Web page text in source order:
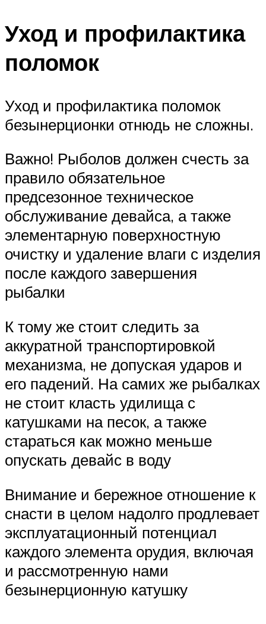
Уход и профилактика
поломок
Уход и профилактика поломок
безынерционки отнюдь не сложны.
Важно! Рыболов должен счесть за
правило обязательное
предсезонное техническое
обслуживание девайса, а также
элементарную поверхностную
очистку и удаление влаги с изделия
после каждого завершения
рыбалки
К тому же стоит следить за
аккуратной транспортировкой
механизма, не допуская ударов и
его падений. На самих же рыбалках
не стоит класть удилища с
катушками на песок, а также
стараться как можно меньше
опускать девайс в воду
Внимание и бережное отношение к
снасти в целом надолго продлевает
эксплуатационный потенциал
каждого элемента орудия, включая
и рассмотренную нами
безынерционную катушку